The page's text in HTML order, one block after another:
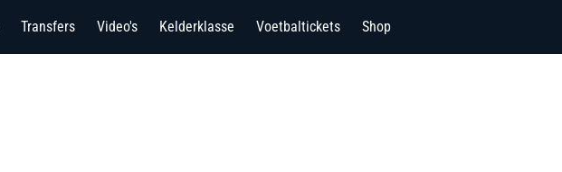
Transfers Video's Kelderklasse Voetbaltickets Shop